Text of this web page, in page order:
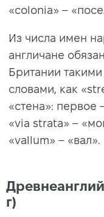
«colonia» –
Из числа имен
англичане
Британии
словами, как
«стена»: первое
«via strata» –
«vallum» – «вал».
г)